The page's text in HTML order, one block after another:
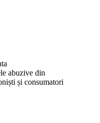
abuzive din
și consumatori